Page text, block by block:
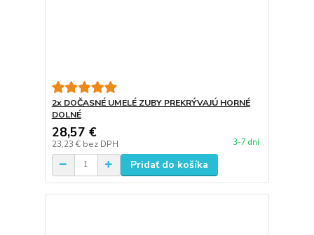
2x DOČASNÉ UMELÉ ZUBY PREKRÝVAJÚ HORNÉ
DOLNÉ
28,57 €
23,23 € bez DPH 3-7 dní
Pridať do košíka